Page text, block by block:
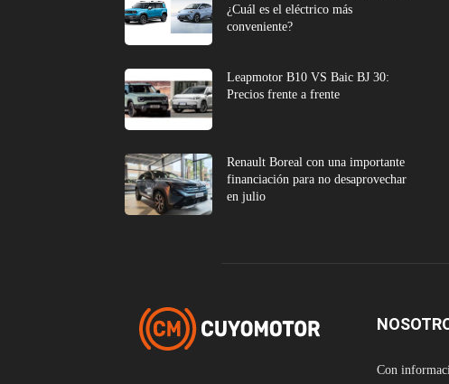
¿Cuál es el eléctrico más
conveniente?
Leapmotor B10 VS Baic BJ 30:
Precios frente a frente
Renault Boreal con una importante
financiación para no desaprovechar
en julio
Con